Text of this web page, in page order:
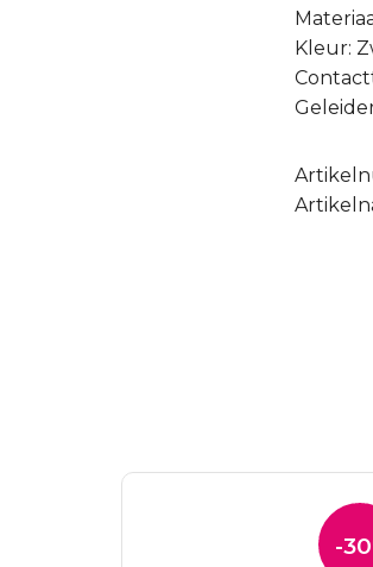
Kleur:
-